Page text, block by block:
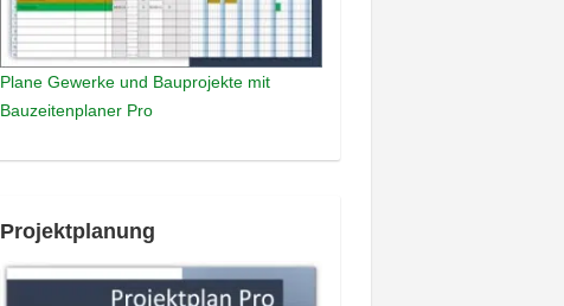
Plane Gewerke und Bauprojekte mit
Bauzeitenplaner Pro
Projektplanung